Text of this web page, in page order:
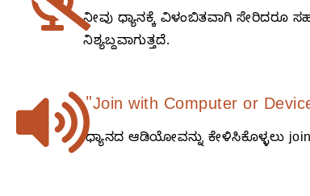
ನೀವು ಧ್ಯಾನಕ್ಕೆ ವಿಳಂಬಿತವಾಗಿ ಸೇರಿದರೂ
ನಿಶ್ಯಬ್ದವಾಗುತ್ತದೆ.
"Join with Computer or
ಧ್ಯಾನದ ಆಡಿಯೋವನ್ನು ಕೇಳಿಸಿಕೊಳ್ಳಲು